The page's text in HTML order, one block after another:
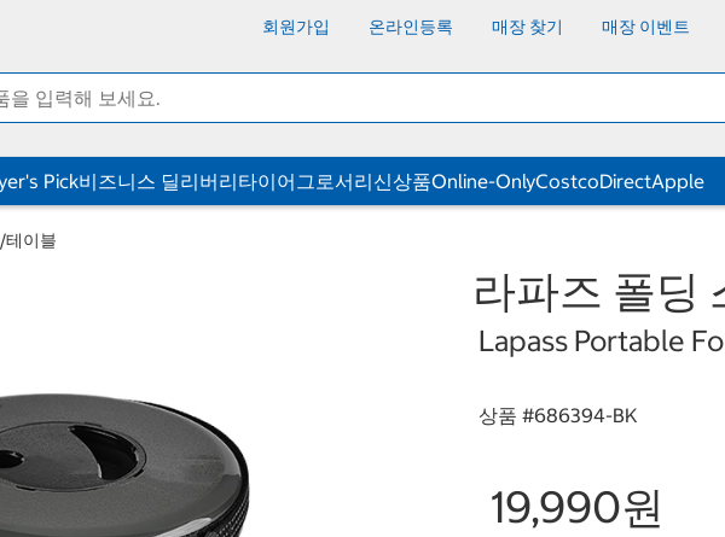
회원가입 온라인등록 매장 찾기 매장 이벤트
Pick비즈니스 딜리버리타이어그로서리신상품Online-OnlyCostcoDirectApple
테이블
라파즈 폴딩
Lapass Portable
상품 #686394-BK
19,990원